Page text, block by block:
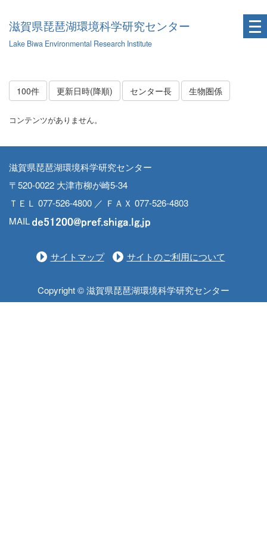
滋賀県琵琶湖環境科学研究センター
Lake Biwa Environmental Research Institute
100件 更新日時(降順) センター長 生物圏係
コンテンツがありません。
滋賀県琵琶湖環境科学研究センター
〒520-0022 大津市柳が崎5-34
ＴＥＬ 077-526-4800 ／ ＦＡＸ 077-526-4803
MAIL
サイトマップ サイトのご利用について
Copyright © 滋賀県琵琶湖環境科学研究センター